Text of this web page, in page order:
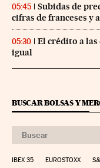
05:45
Subidas de
cifras de franceses y
05:30
El crédito a las
igual
BUSCAR BOLSAS Y
IBEX 35 EUROSTOXX